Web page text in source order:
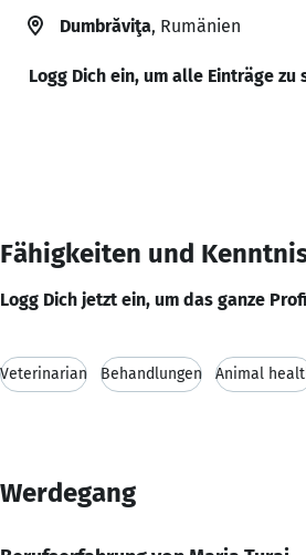
Dumbrăviţa, Rumänien
Logg Dich ein, um alle Einträge zu
Fähigkeiten und
Logg Dich jetzt ein, um das ganze
Veterinarian Behandlungen Animal
Werdegang